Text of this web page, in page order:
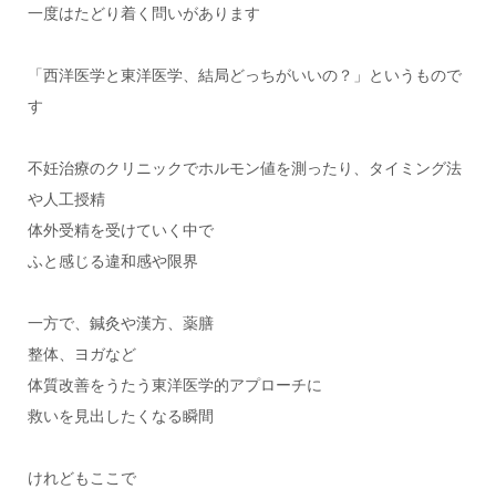
一度はたどり着く問いがあります
「西洋医学と東洋医学、結局どっちがいいの？」というもので
す
不妊治療のクリニックでホルモン値を測ったり、タイミング法
や人工授精
体外受精を受けていく中で
ふと感じる違和感や限界
一方で、鍼灸や漢方、薬膳
整体、ヨガなど
体質改善をうたう東洋医学的アプローチに
救いを見出したくなる瞬間
けれどもここで